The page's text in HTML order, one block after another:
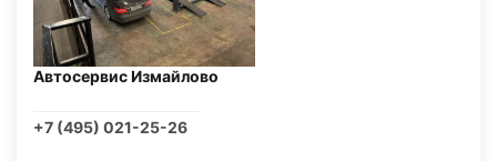
Автосервис Измайлово
+7 (495) 021-25-26